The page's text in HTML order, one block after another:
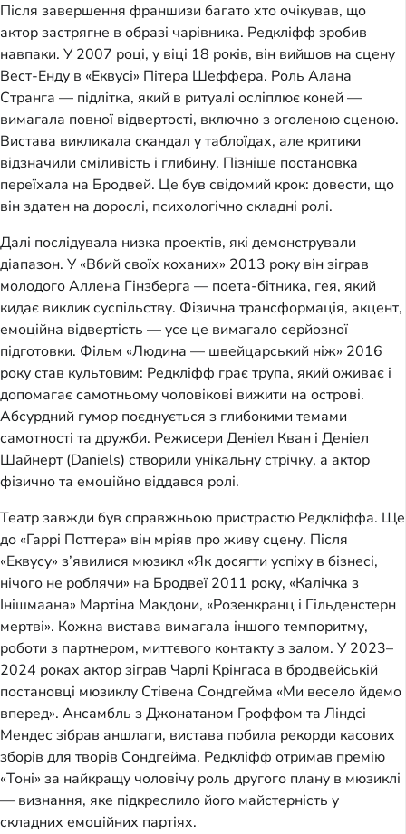
Після завершення франшизи багато хто очікував, що
актор застрягне в образі чарівника. Редкліфф зробив
навпаки. У 2007 році, у віці 18 років, він вийшов на сцену
Вест-Енду в «Еквусі» Пітера Шеффера. Роль Алана
Странга — підлітка, який в ритуалі осліплює коней —
вимагала повної відвертості, включно з оголеною сценою.
Вистава викликала скандал у таблоїдах, але критики
відзначили сміливість і глибину. Пізніше постановка
переїхала на Бродвей. Це був свідомий крок: довести, що
він здатен на дорослі, психологічно складні ролі.
Далі послідувала низка проектів, які демонстрували
діапазон. У «Вбий своїх коханих» 2013 року він зіграв
молодого Аллена Гінзберга — поета-бітника, гея, який
кидає виклик суспільству. Фізична трансформація, акцент,
емоційна відвертість — усе це вимагало серйозної
підготовки. Фільм «Людина — швейцарський ніж» 2016
року став культовим: Редкліфф грає трупа, який оживає і
допомагає самотньому чоловікові вижити на острові.
Абсурдний гумор поєднується з глибокими темами
самотності та дружби. Режисери Деніел Кван і Деніел
Шайнерт (Daniels) створили унікальну стрічку, а актор
фізично та емоційно віддався ролі.
Театр завжди був справжньою пристрастю Редкліффа. Ще
до «Гаррі Поттера» він мріяв про живу сцену. Після
«Еквусу» з’явилися мюзикл «Як досягти успіху в бізнесі,
нічого не роблячи» на Бродвеї 2011 року, «Калічка з
Інішмаана» Мартіна Макдони, «Розенкранц і Гільденстерн
мертві». Кожна вистава вимагала іншого темпоритму,
роботи з партнером, миттєвого контакту з залом. У 2023–
2024 роках актор зіграв Чарлі Крінгаса в бродвейській
постановці мюзиклу Стівена Сондгейма «Ми весело йдемо
вперед». Ансамбль з Джонатаном Гроффом та Ліндсі
Мендес зібрав аншлаги, вистава побила рекорди касових
зборів для творів Сондгейма. Редкліфф отримав премію
«Тоні» за найкращу чоловічу роль другого плану в мюзиклі
— визнання, яке підкреслило його майстерність у
складних емоційних партіях.